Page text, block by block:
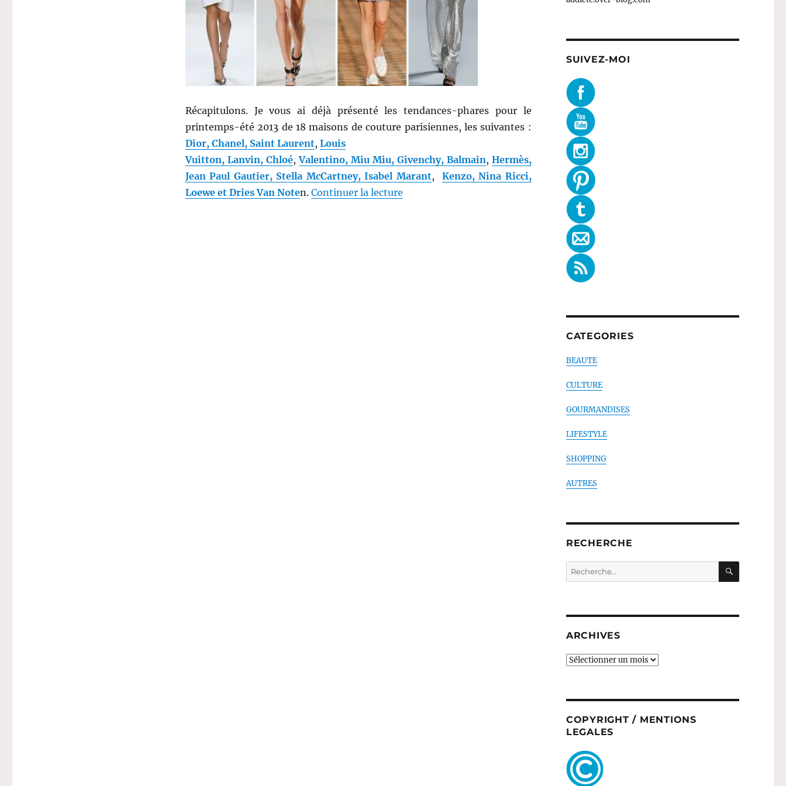
Récapitulons. Je vous ai déjà présenté les tendances-phares pour le
printemps-été 2013 de 18 maisons de couture parisiennes, les suivantes :
Dior, Chanel, Saint Laurent, Louis
Vuitton, Lanvin, Chloé,Valentino, Miu Miu, Givenchy, Balmain, Hermès,
Jean Paul Gautier, Stella McCartney, Isabel Marant,
Kenzo, Nina Ricci,
Loewe et Dries Van Noten. Continuer la lecturede « Décryptage mode # 25 : Printemps-Eté 2013 – G. Valli / A. Vaccarello / J.
SUIVEZ-MOI
CATEGORIES
BEAUTE
CULTURE
GOURMANDISES
LIFESTYLE
SHOPPING
AUTRES
RECHERCHE
Recherche
pour :
ARCHIVES
ARCHIVES
COPYRIGHT / MENTIONS
LEGALES